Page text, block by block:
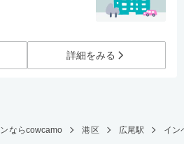
詳細をみる
ならcowcamo 港区 広尾駅 イン